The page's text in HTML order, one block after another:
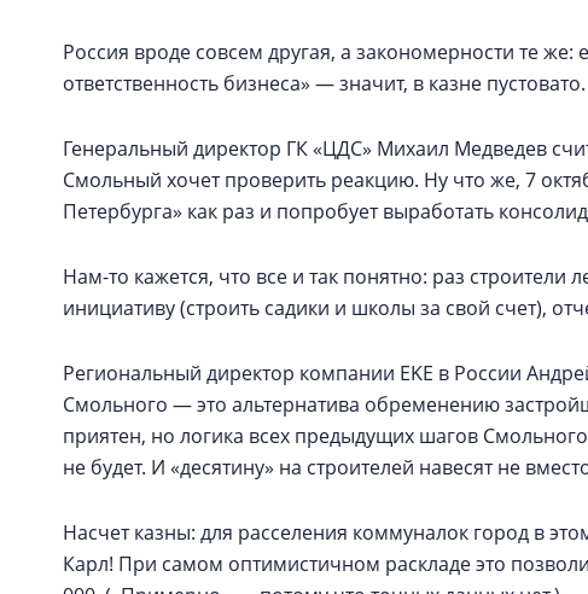
Россия вроде совсем другая, а закономерности те
ответственность бизнеса» — значит, в казне пустовато.
Генеральный директор ГК «ЦДС» Михаил Медведев
Смольный хочет проверить реакцию. Ну что же, 7
Петербурга» как раз и попробует выработать
Нам-то кажется, что все и так понятно: раз
инициативу (строить садики и школы за свой счет),
Региональный директор компании EKE в России
Смольного — это альтернатива обременению
приятен, но логика всех предыдущих шагов
не будет. И «десятину» на строителей навесят не
Насчет казны: для расселения коммуналок город в
Карл! При самом оптимистичном раскладе это